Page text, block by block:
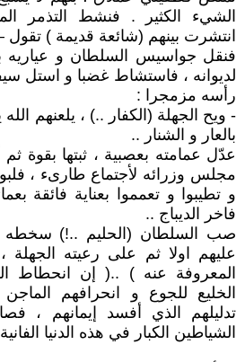
الشيء الكثير . فنشط التذمر
انتشرت بينهم (شائعة قديمة )
فنقل جواسيس السلطان و عياريه
لديوانه ، فاستشاط غضبا و استل
رأسه مزمجرا :
- ويح الجهلة (الكفار ..) ، يلعنهم الله
بالعار و الشنار ..
عدّل عمامته بعصبية ، ثبتها بقوة
مجلس وزرائه لأجتماع طارىء ، فلبوا
و تطيبوا و تعمموا بعناية فائقة
فاخر الديباج ..
صب السلطان (الحليم ..!) سخطه
عليهم اولا ثم على رعيته الجهلة
المعروفة عنه ) ..( إن انحطاط
الخليع للجوع و انحرافهم
تدليلهم الذي أفسد إيمانهم ،
الشياطين الكبار في هذه الدنيا